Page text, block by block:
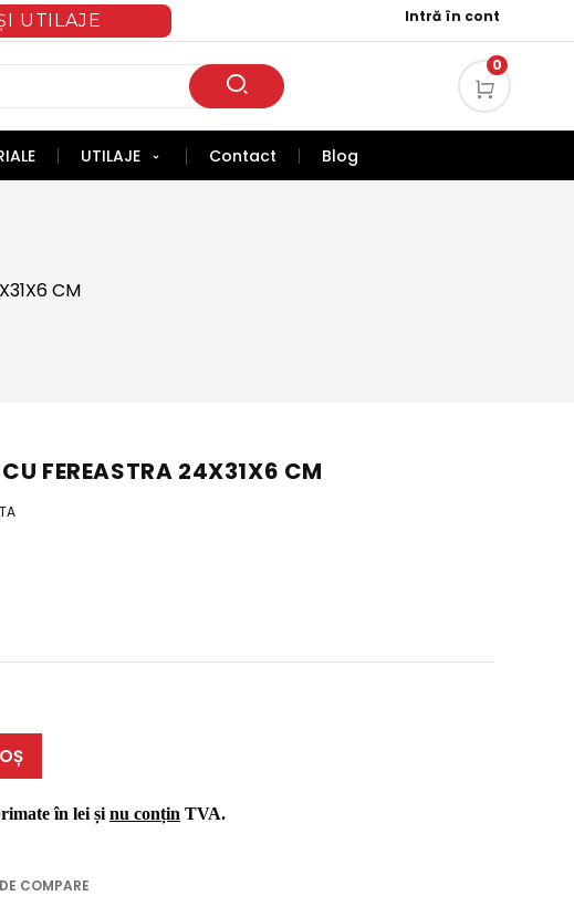
UTILAJE Intră în cont
0
UTILAJE Contact Blog
CM
FEREASTRA 24X31X6 CM
în lei și nu conțin TVA.
COMPARE